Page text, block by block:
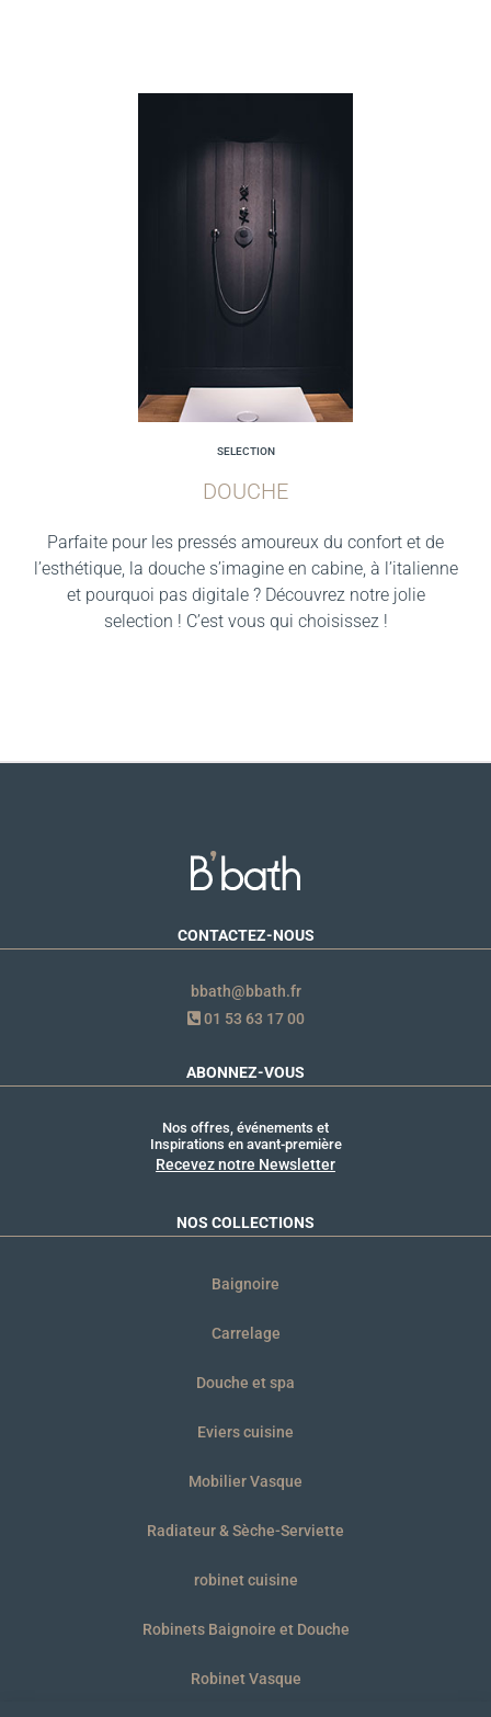
SELECTION
DOUCHE
Parfaite pour les pressés amoureux du confort et de
l’esthétique, la douche s’imagine en cabine, à l’italienne
et pourquoi pas digitale ? Découvrez notre jolie
selection ! C’est vous qui choisissez !
CONTACTEZ-NOUS
bbath@bbath.fr
01 53 63 17 00
ABONNEZ-VOUS
Nos offres, événements et
Inspirations en avant-première
Recevez notre Newsletter
NOS COLLECTIONS
Baignoire
Carrelage
Douche et spa
Eviers cuisine
Mobilier Vasque
Radiateur & Sèche-Serviette
robinet cuisine
Robinets Baignoire et Douche
Robinet Vasque